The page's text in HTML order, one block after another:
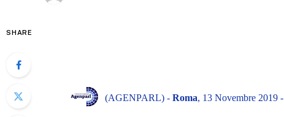
SHARE
(AGENPARL) - Roma, 13 Novembre 2019 -